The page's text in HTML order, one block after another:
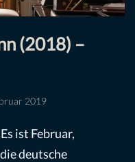
(2018) –
2019
ist Februar,
deutsche